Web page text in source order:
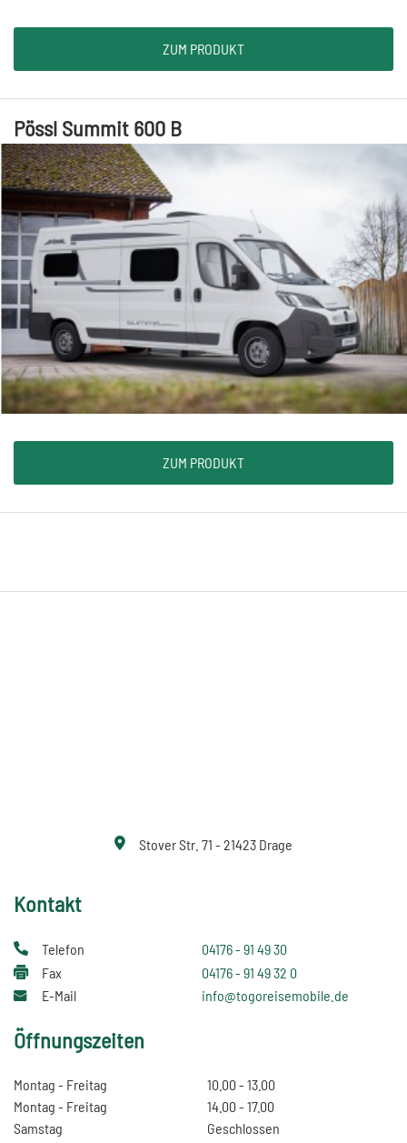
ZUM PRODUKT
Pössl Summit 600 B
ZUM PRODUKT
Stover Str. 71 - 21423 Drage
Kontakt
Telefon
04176 - 91 49 30
Fax
04176 - 91 49 32 0
E-Mail
info@togoreisemobile.de
Öffnungszeiten
Montag - Freitag
10.00 - 13.00
Montag - Freitag
14.00 - 17.00
Samstag
Geschlossen